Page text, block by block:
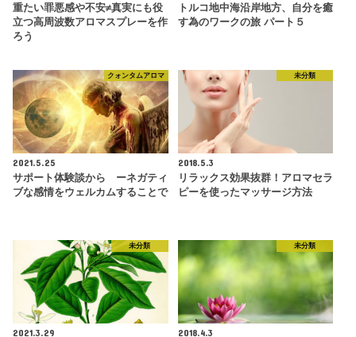
重たい罪悪感や不安≠真実にも役
立つ高周波数アロマスプレーを作
ろう
トルコ地中海沿岸地方、自分を癒
す為のワークの旅 パート５
クォンタムアロマ
2021.5.25
サポート体験談から ーネガティ
ブな感情をウェルカムすることで
未分類
2018.5.3
リラックス効果抜群！アロマセラ
ピーを使ったマッサージ方法
未分類
2021.3.29
未分類
2018.4.3